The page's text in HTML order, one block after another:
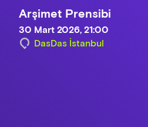
Arşimet Prensibi
30 Mart 2026, 21:00
DasDas İstanbul